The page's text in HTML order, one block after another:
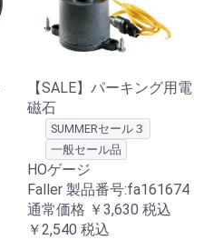
【SALE】パーキング用電
磁石
SUMMERセール３
一般セール品
HOゲージ
Faller 製品番号:fa161674
通常価格 ￥3,630 税込
￥2,540 税込